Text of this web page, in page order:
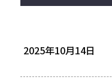
2025年10月14日